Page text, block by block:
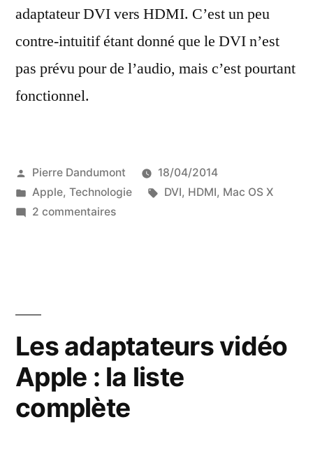
adaptateur DVI vers HDMI. C’est un peu
contre-intuitif étant donné que le DVI n’est
pas prévu pour de l’audio, mais c’est pourtant
fonctionnel.
Publié
par
Pierre Dandumont
18/04/2014
Publié
dans
Apple, Technologie Étiquettes :
DVI, HDMI, Mac OS X
2 commentairessur
une
prise
DVI
Les adaptateurs vidéo
Apple : la liste
complète